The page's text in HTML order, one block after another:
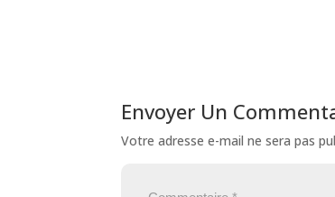
Envoyer Un
Votre adresse e-mail ne sera pas